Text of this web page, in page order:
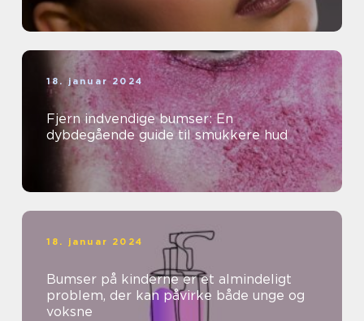
18. januar 2024
Fjern indvendige bumser: En
dybdegående guide til smukkere hud
18. januar 2024
Bumser på kinderne er et almindeligt
problem, der kan påvirke både unge og
voksne